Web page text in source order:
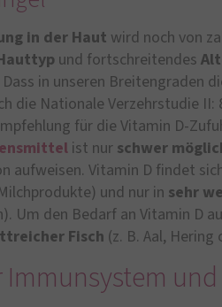
in der Haut wird noch von
und fortschreitendes
in unseren Breitengraden
die Nationale Verzehrstudie II:
für die Vitamin D-
ist nur schwer
aufweisen. Vitamin D findet
und nur in sehr
Um den Bedarf an Vitamin D
Fisch (z. B. Aal, Hering
Immunsystem